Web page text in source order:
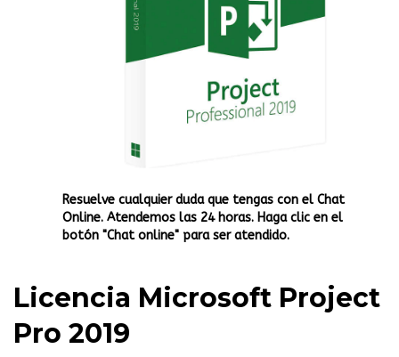
Resuelve cualquier duda que tengas con el Chat
Online. Atendemos las 24 horas. Haga clic en el
botón "Chat online" para ser atendido.
Licencia Microsoft Project
Pro 2019